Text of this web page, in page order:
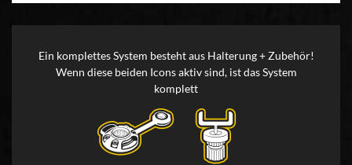
Ein komplettes System besteht aus Halterung + Zubehör!
Wenn diese beiden Icons aktiv sind, ist das System
komplett